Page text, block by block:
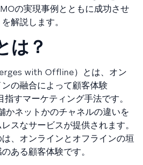
の実現事例とともに成功させ
解説します。
は？
with Offline）とは、オン
の融合によって顧客体験
指すマーケティング手法です。
かネットかのチャネルの違いを
スなサービスが提供されます。
、オンラインとオフラインの垣
ある顧客体験です。